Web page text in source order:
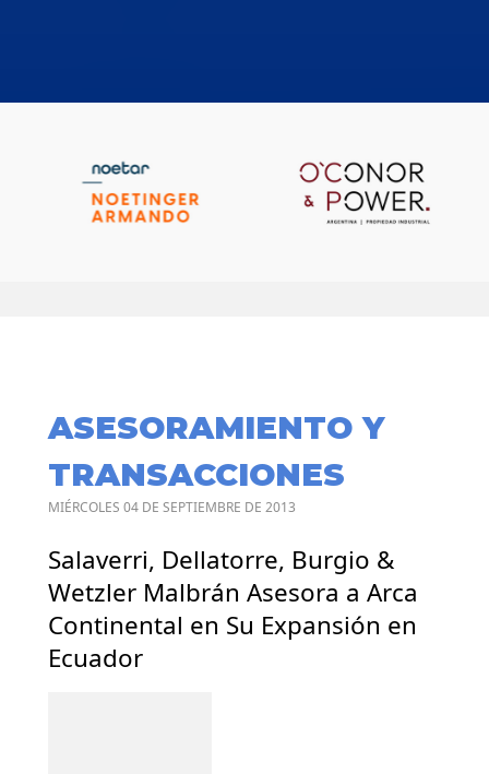
ASESORAMIENTO Y
TRANSACCIONES
MIÉRCOLES 04 DE SEPTIEMBRE DE 2013
Salaverri, Dellatorre, Burgio &
Wetzler Malbrán Asesora a Arca
Continental en Su Expansión en
Ecuador